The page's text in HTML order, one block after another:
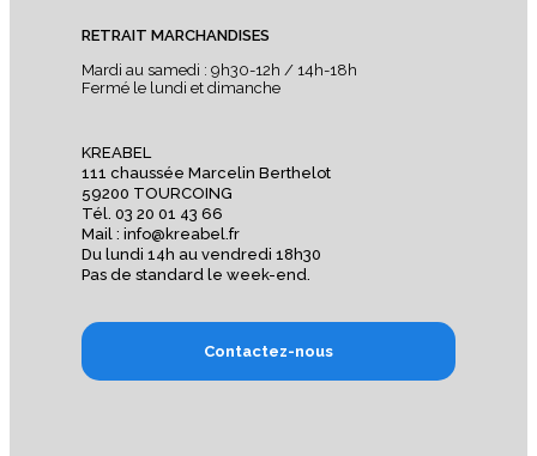
RETRAIT MARCHANDISES
Mardi au samedi : 9h30-12h / 14h-18h
Fermé le lundi et dimanche
KREABEL
111 chaussée Marcelin Berthelot
59200 TOURCOING
Tél. 03 20 01 43 66
Mail : info@kreabel.fr
Du lundi 14h au vendredi 18h30
Pas de standard le week-end.
Contactez-nous